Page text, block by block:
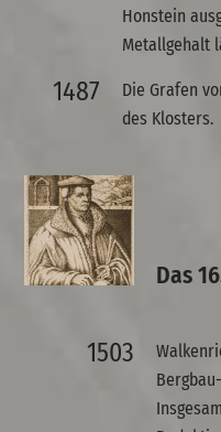
Honstein
Metallgehalt
1487
Die Grafen
des Klosters.
Das
1503